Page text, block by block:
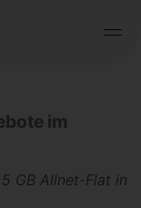
im
GB Allnet-Flat in